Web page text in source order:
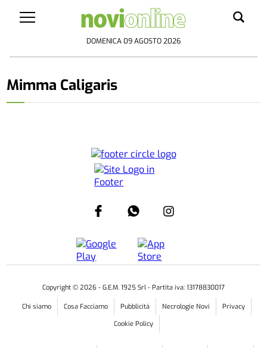
DOMENICA 09 AGOSTO 2026
Mimma Caligaris
Copyright © 2026 - G.E.M. 1925 Srl - Partita iva: 13178830017
Chi siamo Cosa Facciamo Pubblicità Necrologie Novi
Privacy
Cookie Policy